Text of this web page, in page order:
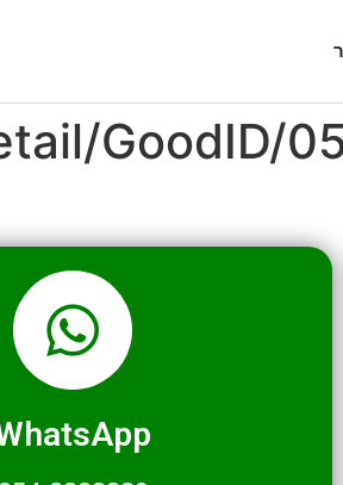
GoodID/